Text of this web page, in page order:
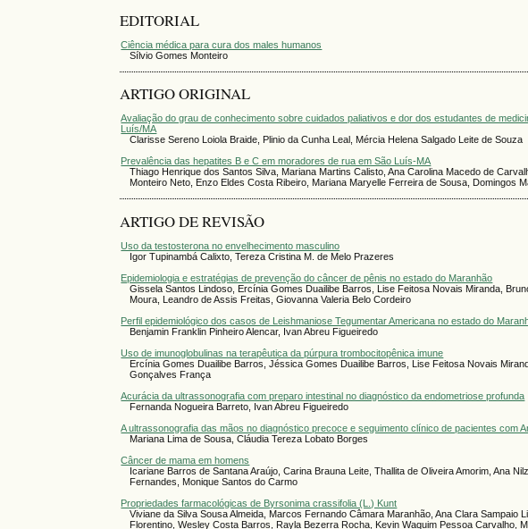
EDITORIAL
Ciência médica para cura dos males humanos
Sílvio Gomes Monteiro
ARTIGO ORIGINAL
Avaliação do grau de conhecimento sobre cuidados paliativos e dor dos estudantes de
Luís/MA
Clarisse Sereno Loiola Braide, Plinio da Cunha Leal, Mércia Helena Salgado Leite de Souza
Prevalência das hepatites B e C em moradores de rua em São Luís-MA
Thiago Henrique dos Santos Silva, Mariana Martins Calisto, Ana Carolina Macedo de
Monteiro Neto, Enzo Eldes Costa Ribeiro, Mariana Maryelle Ferreira de Sousa, Domingos
ARTIGO DE REVISÃO
Uso da testosterona no envelhecimento masculino
Igor Tupinambá Calixto, Tereza Cristina M. de Melo Prazeres
Epidemiologia e estratégias de prevenção do câncer de pênis no estado do Maranhão
Gissela Santos Lindoso, Ercínia Gomes Duailibe Barros, Lise Feitosa Novais Miranda,
Moura, Leandro de Assis Freitas, Giovanna Valeria Belo Cordeiro
Perfil epidemiológico dos casos de Leishmaniose Tegumentar Americana no estado do
Benjamin Franklin Pinheiro Alencar, Ivan Abreu Figueiredo
Uso de imunoglobulinas na terapêutica da púrpura trombocitopênica imune
Ercínia Gomes Duailibe Barros, Jéssica Gomes Duailibe Barros, Lise Feitosa Novais
Gonçalves França
Acurácia da ultrassonografia com preparo intestinal no diagnóstico da endometriose profunda
Fernanda Nogueira Barreto, Ivan Abreu Figueiredo
A ultrassonografia das mãos no diagnóstico precoce e seguimento clínico de pacientes com
Mariana Lima de Sousa, Cláudia Tereza Lobato Borges
Câncer de mama em homens
Icariane Barros de Santana Araújo, Carina Brauna Leite, Thallita de Oliveira Amorim, Ana
Fernandes, Monique Santos do Carmo
Propriedades farmacológicas de Byrsonima crassifolia (L.) Kunt
Viviane da Silva Sousa Almeida, Marcos Fernando Câmara Maranhão, Ana Clara Sampaio
Florentino, Wesley Costa Barros, Rayla Bezerra Rocha, Kevin Waquim Pessoa Carvalho,